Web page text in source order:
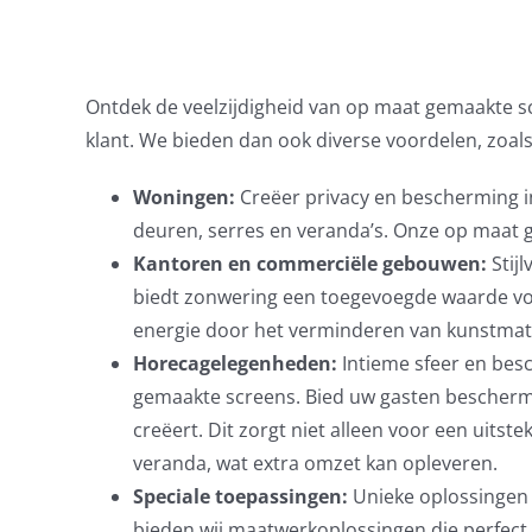
Ontdek de veelzijdigheid van op maat gemaakte
klant. We bieden dan ook diverse voordelen,
Woningen: Creëer privacy en
deuren, serres en veranda’s. Onze op
Kantoren en commerciële gebouwen:
biedt zonwering een toegevoegde waarde
energie door het verminderen van
Horecagelegenheden: Intieme sfeer en
gemaakte screens. Bied uw gasten
creëert. Dit zorgt niet alleen voor een
veranda, wat extra omzet kan opleveren.
Speciale toepassingen: Unieke